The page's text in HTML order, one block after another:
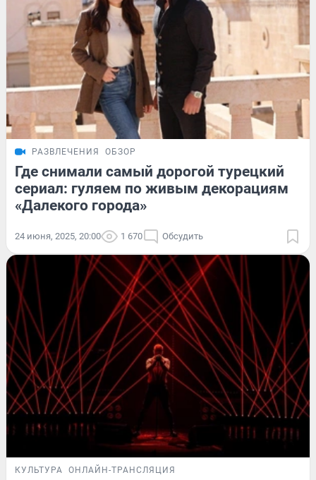
РАЗВЛЕЧЕНИЯ ОБЗОР
Где снимали самый дорогой турецкий
сериал: гуляем по живым декорациям
«Далекого города»
24 июня, 2025, 20:00 1 670 Обсудить
КУЛЬТУРА ОНЛАЙН-ТРАНСЛЯЦИЯ